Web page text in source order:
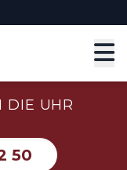
DIE UHR
50